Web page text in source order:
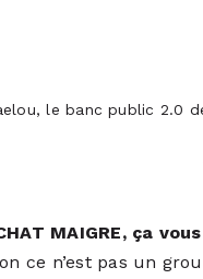
le banc public 2.0
MAIGRE, ça
ce n’est pas un